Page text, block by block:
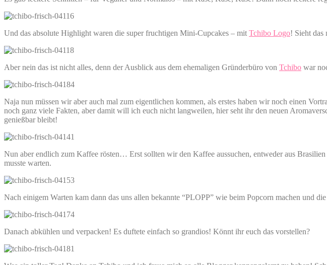
Und das absolute Highlight waren die super fruchtigen Mini-Cupcakes – mit Tchibo Logo! Sieht das
Aber nein das ist nicht alles, denn der Ausblick aus dem ehemaligen Gründerbüro von Tchibo war
Naja nun müssen wir aber auch mal zum eigentlichen kommen, als erstes haben wir noch einen
noch ganz viele Fakten, aber damit will ich euch nicht langweilen, hier seht ihr den neuen
genießbar bleibt!
Nun aber endlich zum Kaffee rösten… Erst sollten wir den Kaffee aussuchen, entweder aus
musste warten.
Nach einigem Warten kam dann das uns allen bekannte “PLOPP” wie beim Popcorn machen und
Danach abkühlen und verpacken! Es duftete einfach so grandios! Könnt ihr euch das vorstellen?